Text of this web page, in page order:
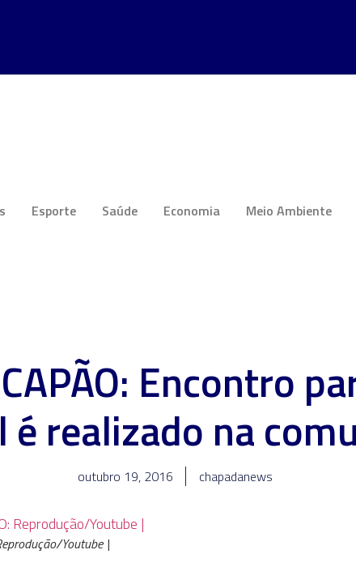
Esporte Saúde Economia Meio Ambiente
Encontro
é realizado na
outubro 19, 2016 chapadanews
Youtube |